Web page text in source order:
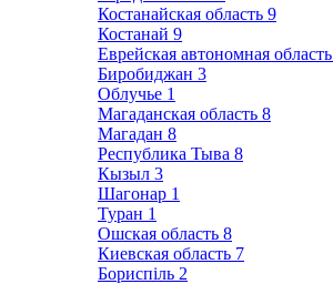
Костанайская область 9
Костанай 9
Еврейская автономная область
Биробиджан 3
Облучье 1
Магаданская область 8
Магадан 8
Республика Тыва 8
Кызыл 3
Шагонар 1
Туран 1
Ошская область 8
Киевская область 7
Бориспіль 2